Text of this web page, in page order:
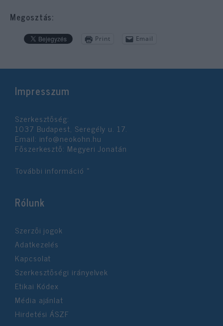
Megosztás:
Print Email
Impresszum
Szerkesztőség:
1037 Budapest, Seregély u. 17.
Email: info@neokohn.hu
Főszerkesztő: Megyeri Jonatán
További információ »
Rólunk
Szerzői jogok
Adatkezelés
Kapcsolat
Szerkesztőségi irányelvek
Etikai Kódex
Média ajánlat
Hirdetési ÁSZF